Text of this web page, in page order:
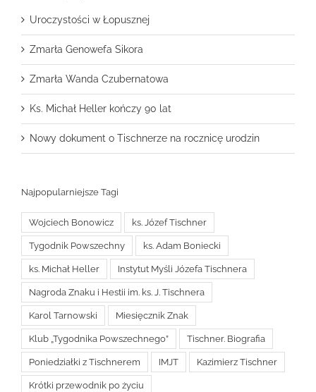
Uroczystości w Łopusznej
Zmarła Genowefa Sikora
Zmarła Wanda Czubernatowa
Ks. Michał Heller kończy 90 lat
Nowy dokument o Tischnerze na rocznicę urodzin
Najpopularniejsze Tagi
Wojciech Bonowicz ks. Józef Tischner
Tygodnik Powszechny ks. Adam Boniecki
ks. Michał Heller Instytut Myśli Józefa Tischnera
Nagroda Znaku i Hestii im. ks. J. Tischnera
Karol Tarnowski Miesięcznik Znak
Klub „Tygodnika Powszechnego” Tischner. Biografia
Poniedziałki z Tischnerem IMJT Kazimierz Tischner
Krótki przewodnik po życiu